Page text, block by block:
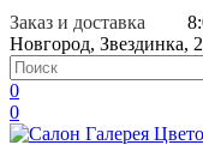
Заказ и доставка
Новгород, Звездинка,
0
0